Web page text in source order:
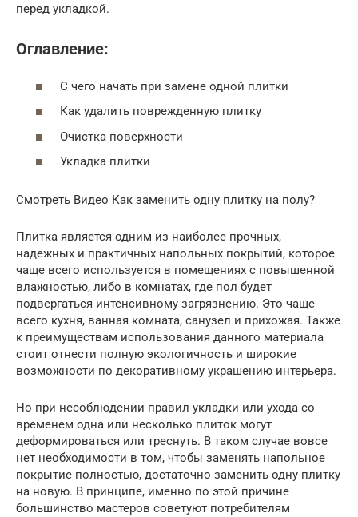
перед укладкой.
Оглавление:
С чего начать при замене одной плитки
Как удалить поврежденную плитку
Очистка поверхности
Укладка плитки
Смотреть Видео Как заменить одну плитку на полу?
Плитка является одним из наиболее прочных,
надежных и практичных напольных покрытий, которое
чаще всего используется в помещениях с повышенной
влажностью, либо в комнатах, где пол будет
подвергаться интенсивному загрязнению. Это чаще
всего кухня, ванная комната, санузел и прихожая. Также
к преимуществам использования данного материала
стоит отнести полную экологичность и широкие
возможности по декоративному украшению интерьера.
Но при несоблюдении правил укладки или ухода со
временем одна или несколько плиток могут
деформироваться или треснуть. В таком случае вовсе
нет необходимости в том, чтобы заменять напольное
покрытие полностью, достаточно заменить одну плитку
на новую. В принципе, именно по этой причине
большинство мастеров советуют потребителям